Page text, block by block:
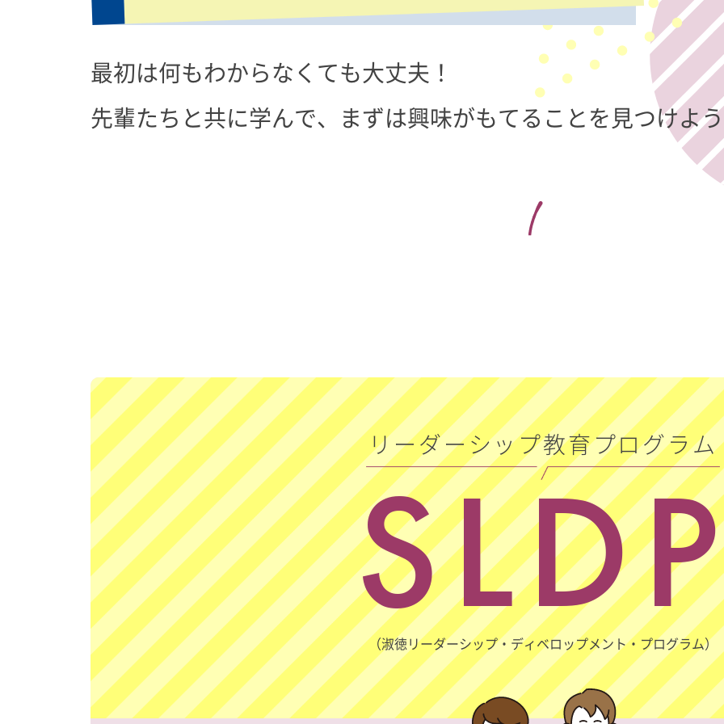
最初は何もわからなくても大丈夫！
先輩たちと共に学んで、 まずは興味がもてることを見つけよ
リーダーシップ教育プログラム
（淑徳リーダーシップ・ディベロップメント・プログラム）